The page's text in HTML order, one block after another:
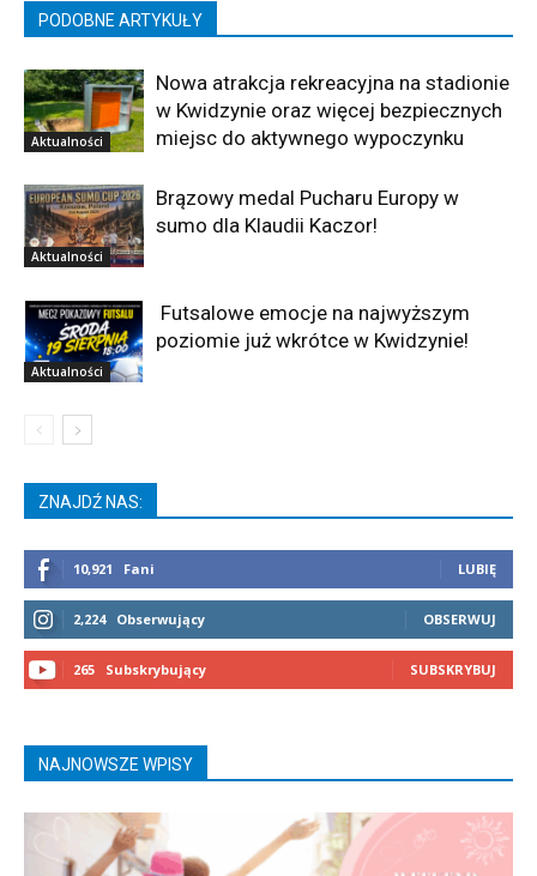
PODOBNE ARTYKUŁY
Aktualności
Nowa atrakcja rekreacyjna na stadionie
w Kwidzynie oraz więcej bezpiecznych
miejsc do aktywnego wypoczynku
Aktualności
Brązowy medal Pucharu Europy w
sumo dla Klaudii Kaczor!
Aktualności
Futsalowe emocje na najwyższym
poziomie już wkrótce w Kwidzynie!
ZNAJDŹ NAS:
10,921 Fani LUBIĘ
2,224 Obserwujący OBSERWUJ
265 Subskrybujący SUBSKRYBUJ
NAJNOWSZE WPISY